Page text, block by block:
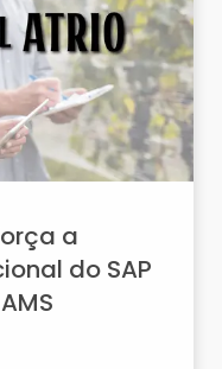
a
do SAP